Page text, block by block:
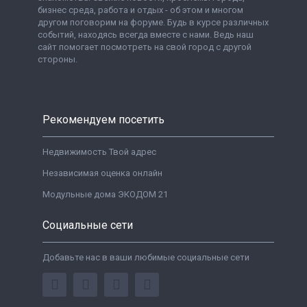
бизнес среда, работа и отдых - об этом и многом
другом поговорим на форуме. Будь в курсе различных
событий, находясь всегда вместе с нами. Ведь наш
сайт помогает посмотреть на свой город с другой
стороны.
Рекомендуем посетить
Недвижимость Твой адрес
Независимая оценка онлайн
Модульные дома ЭКОДОМ 21
Социальные сети
Добавьте нас в ваши любимые социальные сети